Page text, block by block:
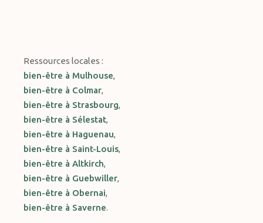
Ressources locales :
bien-être à Mulhouse,
bien-être à Colmar,
bien-être à Strasbourg,
bien-être à Sélestat,
bien-être à Haguenau,
bien-être à Saint-Louis,
bien-être à Altkirch,
bien-être à Guebwiller,
bien-être à Obernai,
bien-être à Saverne.